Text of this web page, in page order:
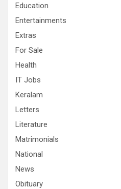
Education
Entertainments
Extras
For Sale
Health
IT Jobs
Keralam
Letters
Literature
Matrimonials
National
News
Obituary